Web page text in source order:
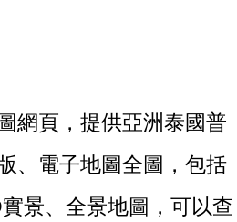
網頁，提供亞洲泰國普
、電子地圖全圖，包括
景、全景地圖，可以查